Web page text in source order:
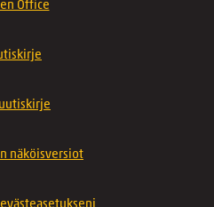
Office
näköisversiot